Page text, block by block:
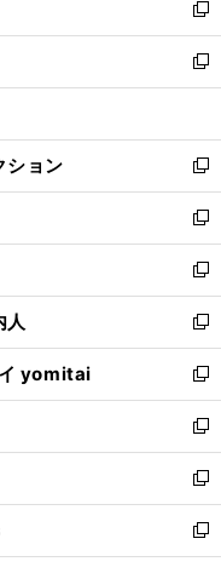
で
開
く
ド
ウ
で
開
ィ
ン
ド
ウ
開
く
い
ウ
ィ
ン
ウ
で
開
く
新
し
い
ウ
ン
ド
ウ
で
開
く
新
し
ウ
ィ
ン
ド
ウ
で
開
く
ション
新
し
い
ウ
ィ
ン
ド
ウ
で
開
く
新
し
い
ウ
ィ
ン
ド
ウ
で
開
く
新
し
い
ウ
ィ
ン
ド
ウ
で
開
く
人
新
し
い
ウ
ィ
ン
ド
ウ
で
開
yomitai
新
し
い
ウ
ィ
ン
ド
ウ
新
し
い
ウ
ィ
ン
新
し
い
ウ
新
し